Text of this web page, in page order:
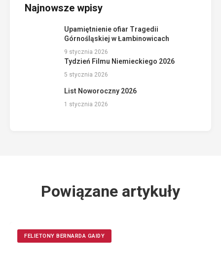
Najnowsze wpisy
Upamiętnienie ofiar Tragedii
Górnośląskiej w Łambinowicach
9 stycznia 2026
Tydzień Filmu Niemieckiego 2026
5 stycznia 2026
List Noworoczny 2026
1 stycznia 2026
Powiązane artykuły
FELIETONY BERNARDA GAIDY